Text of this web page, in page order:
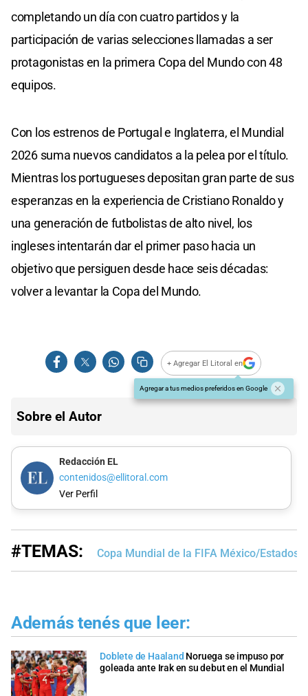
completando un día con cuatro partidos y la
participación de varias selecciones llamadas a ser
protagonistas en la primera Copa del Mundo con 48
equipos.
Con los estrenos de Portugal e Inglaterra, el Mundial
2026 suma nuevos candidatos a la pelea por el título.
Mientras los portugueses depositan gran parte de sus
esperanzas en la experiencia de Cristiano Ronaldo y
una generación de futbolistas de alto nivel, los
ingleses intentarán dar el primer paso hacia un
objetivo que persiguen desde hace seis décadas:
volver a levantar la Copa del Mundo.
+ Agregar El Litoral en
Agregar a tus medios preferidos en Google
Sobre el Autor
Redacción EL
contenidos@ellitoral.com
Ver Perfil
#TEMAS: Copa Mundial de la FIFA México/Estados
Además tenés que leer:
Doblete de Haaland Noruega se impuso por
goleada ante Irak en su debut en el Mundial